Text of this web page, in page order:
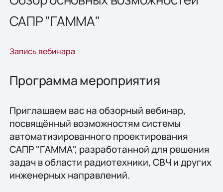
САПР "ГАММА"
Запись вебинара
Программа мероприятия
Приглашаем вас на обзорный вебинар,
посвящённый возможностям системы
автоматизированного проектирования
САПР "ГАММА", разработанной для решения
задач в области радиотехники, СВЧ и других
инженерных направлений.